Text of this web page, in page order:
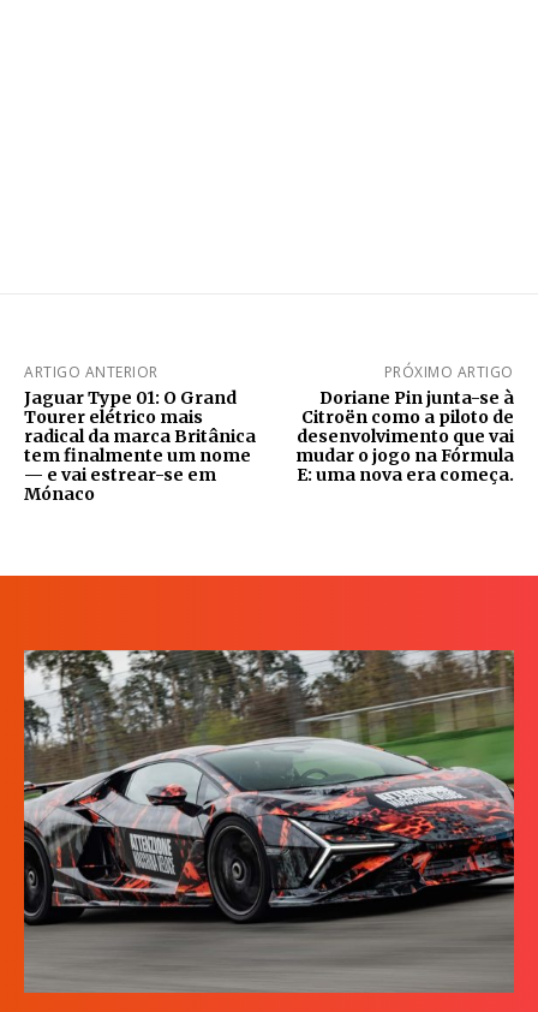
ARTIGO ANTERIOR
Jaguar Type 01: O Grand
Tourer elétrico mais
radical da marca Britânica
tem finalmente um nome
— e vai estrear-se em
Mónaco
PRÓXIMO ARTIGO
Doriane Pin junta-se à
Citroën como a piloto de
desenvolvimento que vai
mudar o jogo na Fórmula
E: uma nova era começa.